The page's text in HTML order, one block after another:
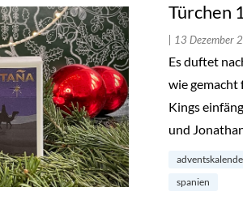
Türchen
| 13 Dezember
Es duftet
wie gemacht
Kings
und
spanien